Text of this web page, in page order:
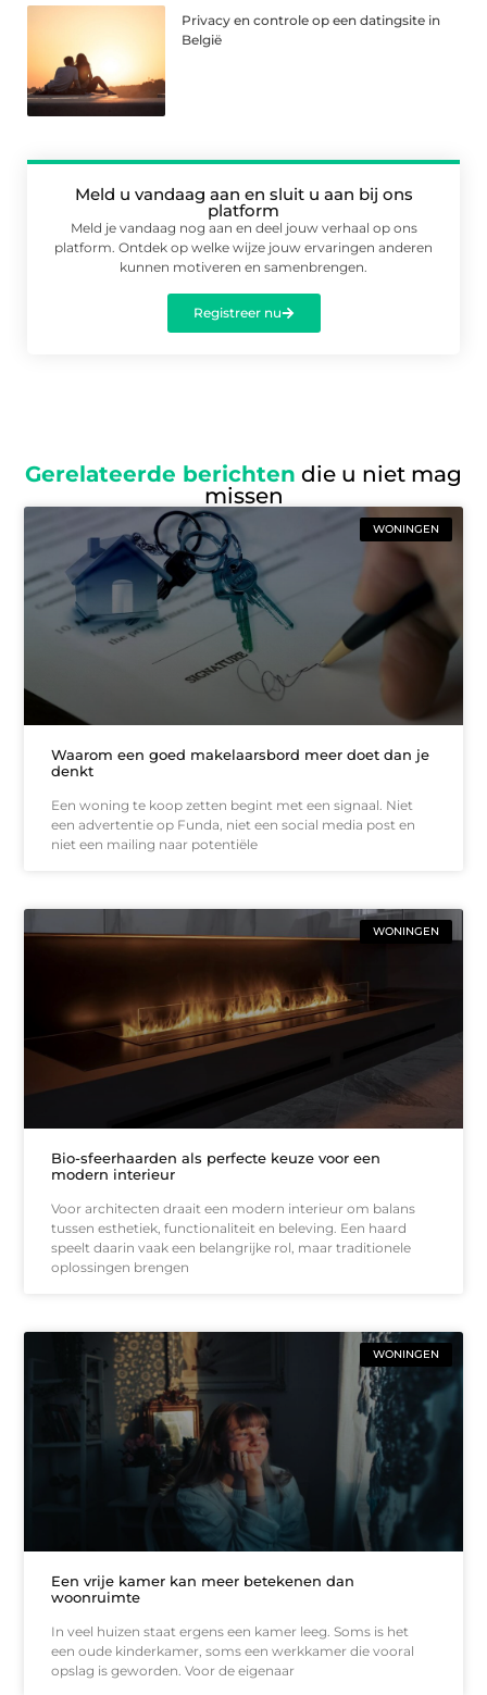
Privacy en controle op een datingsite in
België
Meld u vandaag aan en sluit u aan bij ons
platform
Meld je vandaag nog aan en deel jouw verhaal op ons
platform. Ontdek op welke wijze jouw ervaringen anderen
kunnen motiveren en samenbrengen.
Registreer nu
Gerelateerde berichten die u niet mag
missen
WONINGEN
Waarom een goed makelaarsbord meer doet dan je
denkt
Een woning te koop zetten begint met een signaal. Niet
een advertentie op Funda, niet een social media post en
niet een mailing naar potentiële
WONINGEN
Bio-sfeerhaarden als perfecte keuze voor een
modern interieur
Voor architecten draait een modern interieur om balans
tussen esthetiek, functionaliteit en beleving. Een haard
speelt daarin vaak een belangrijke rol, maar traditionele
oplossingen brengen
WONINGEN
Een vrije kamer kan meer betekenen dan
woonruimte
In veel huizen staat ergens een kamer leeg. Soms is het
een oude kinderkamer, soms een werkkamer die vooral
opslag is geworden. Voor de eigenaar